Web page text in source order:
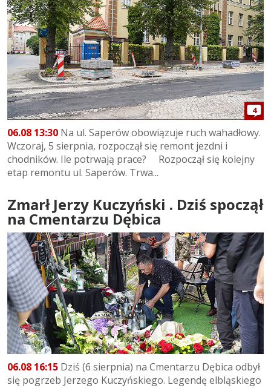
4
06.08 13:30 Na ul. Saperów obowiązuje ruch wahadłowy.
Wczoraj, 5 sierpnia, rozpoczął się remont jezdni i
chodników. Ile potrwają prace? Rozpoczął się kolejny
etap remontu ul. Saperów. Trwa...
Zmarł Jerzy Kuczyński . Dziś spoczął
na Cmentarzu Dębica
06.08 16:15 Dziś (6 sierpnia) na Cmentarzu Dębica odbył
się pogrzeb Jerzego Kuczyńskiego. Legendę elbląskiego